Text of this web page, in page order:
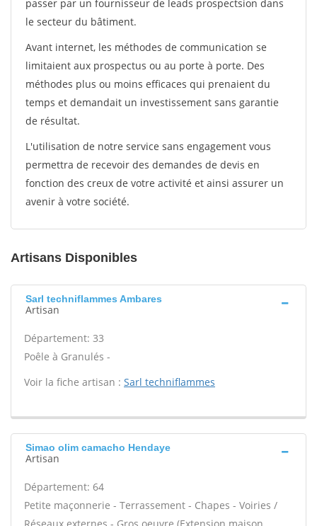
passer par un fournisseur de leads prospectsion dans
le secteur du bâtiment.
Avant internet, les méthodes de communication se
limitaient aux prospectus ou au porte à porte. Des
méthodes plus ou moins efficaces qui prenaient du
temps et demandait un investissement sans garantie
de résultat.
L'utilisation de notre service sans engagement vous
permettra de recevoir des demandes de devis en
fonction des creux de votre activité et ainsi assurer un
avenir à votre société.
Artisans Disponibles
Sarl techniflammes Ambares
Artisan
Département: 33
Poêle à Granulés -
Voir la fiche artisan : Sarl techniflammes
Simao olim camacho Hendaye
Artisan
Département: 64
Petite maçonnerie - Terrassement - Chapes - Voiries /